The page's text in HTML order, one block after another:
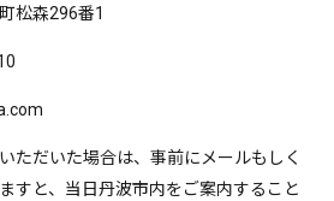
松森296番1
ただいた場合は、事前にメールもしく
すと、当日丹波市内をご案内すること